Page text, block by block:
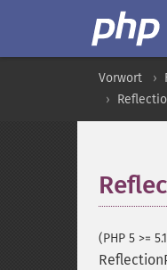
Vorwort
(PHP 5 >=